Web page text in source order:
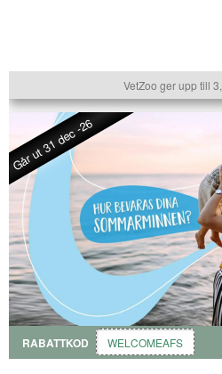
VetZoo ger upp till
Går ut 31 dec -26
RABATTKOD WELCOMEAFS